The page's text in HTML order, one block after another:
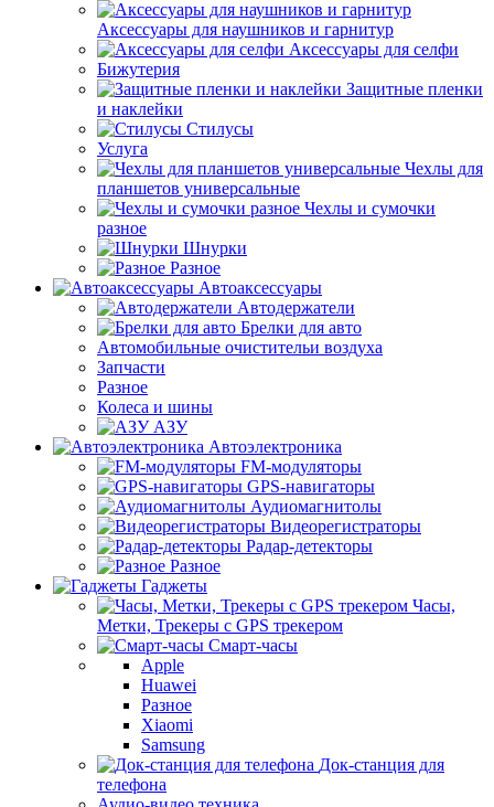
Аксессуары для наушников и гарнитур
Аксессуары для селфи
Бижутерия
Защитные пленки
и наклейки
Стилусы
Услуга
Чехлы для
планшетов универсальные
Чехлы и сумочки
разное
Шнурки
Разное
Автоаксессуары
Автодержатели
Брелки для авто
Автомобильные очистительи воздуха
Запчасти
Разное
Колеса и шины
АЗУ
Автоэлектроника
FM-модуляторы
GPS-навигаторы
Аудиомагнитолы
Видеорегистраторы
Радар-детекторы
Разное
Гаджеты
Часы,
Метки, Трекеры с GPS трекером
Смарт-часы
Apple
Huawei
Разное
Xiaomi
Samsung
Док-станция для
телефона